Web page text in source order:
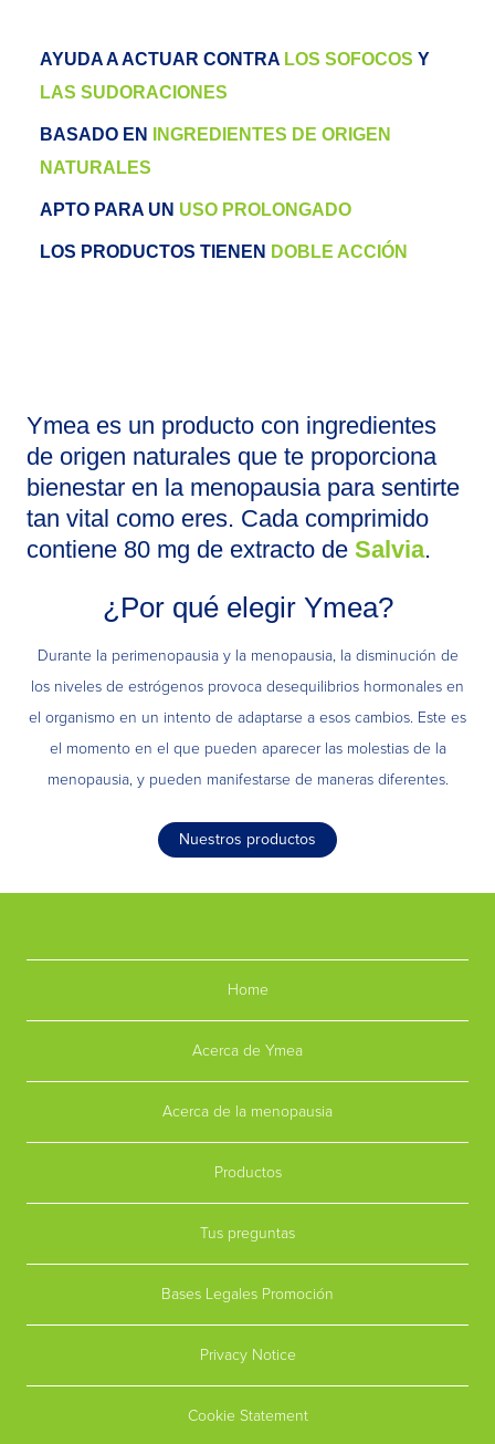
AYUDA A ACTUAR CONTRA LOS SOFOCOS Y
LAS SUDORACIONES
BASADO EN
INGREDIENTES DE ORIGEN
NATURALES
APTO PARA UN USO PROLONGADO
LOS PRODUCTOS TIENEN DOBLE ACCIÓN
Ymea es un producto con ingredientes
de origen naturales que te proporciona
bienestar en la menopausia para sentirte
tan vital como eres. Cada comprimido
contiene 80 mg de extracto de Salvia.
¿Por qué elegir Ymea?
Durante la perimenopausia y la menopausia, la disminución de
los niveles de estrógenos provoca desequilibrios hormonales en
el organismo en un intento de adaptarse a esos cambios. Este es
el momento en el que pueden aparecer las molestias de la
menopausia, y pueden manifestarse de maneras diferentes.
Nuestros productos
Home
Acerca de Ymea
Acerca de la menopausia
Productos
Tus preguntas
Bases Legales Promoción
Privacy Notice
Cookie Statement